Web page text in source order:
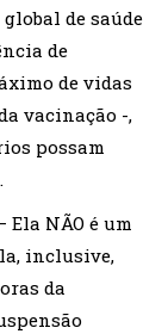
de saúde
de
de vidas
vacinação -,
possam
Ela NÃO é um
inclusive,
da